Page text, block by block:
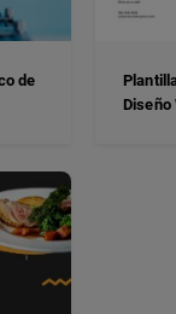
de
Diseño